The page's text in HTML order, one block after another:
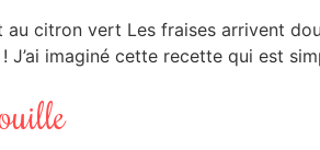
citron vert Les fraises arrivent
imaginé cette recette qui est